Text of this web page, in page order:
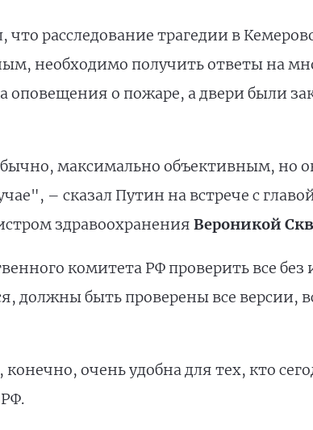
что расследование трагедии в
необходимо получить ответы на
оповещения о пожаре, а двери были
максимально объективным, но
– сказал Путин на встрече с
здравоохранения Вероникой
комитета РФ проверить все
должны быть проверены все версии,
очень удобна для тех, кто